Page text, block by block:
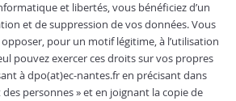
et libertés, vous bénéficiez d’un
et de suppression de vos données. Vous
pour un motif légitime, à l’utilisation
pouvez exercer ces droits sur vos propres
à dpo(at)ec-nantes.fr en précisant dans
des personnes » et en joignant la copie de